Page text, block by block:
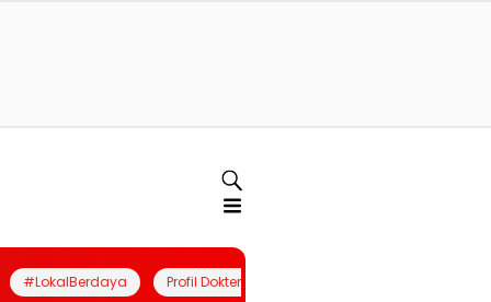
#LokalBerdaya Profil Dokter